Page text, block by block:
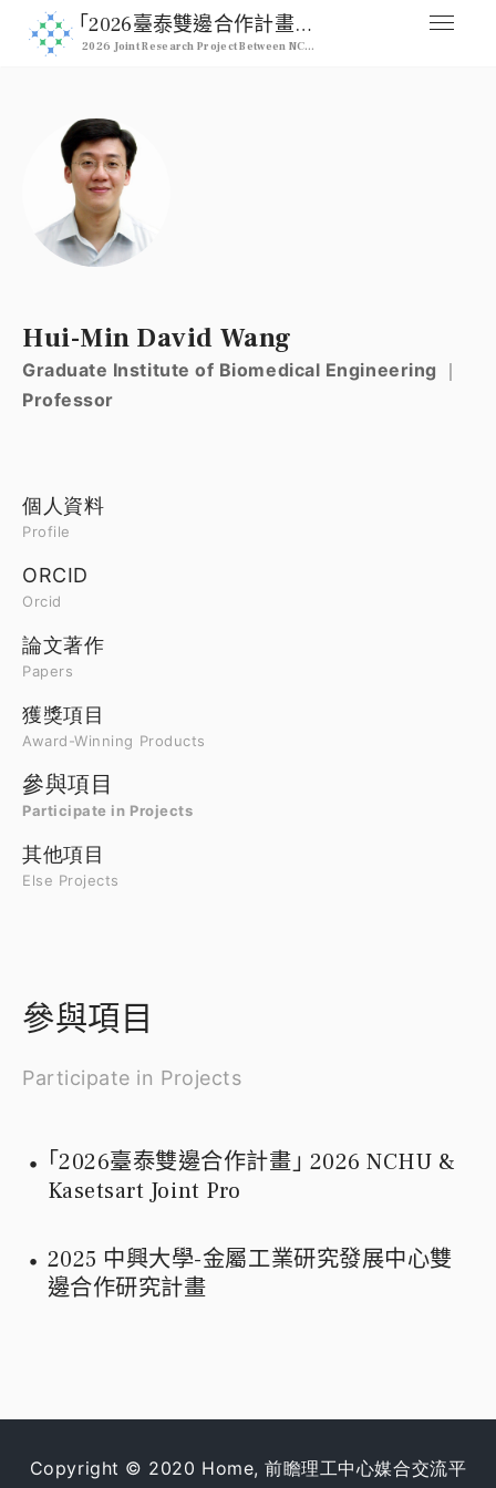
｢2026臺泰雙邊合作計畫｣ 2026 NCHU & Kasetsart Joint Pro
2026 Joint Research Project Between NCHU & Kasetsart University
人才列表
Professional
註冊
Signup
Login
Hui-Min David Wang
Graduate Institute of Biomedical Engineering ｜
Professor
個人資料
Profile
ORCID
Orcid
論文著作
Papers
獲獎項目
Award-Winning Products
參與項目
Participate in Projects
其他項目
Else Projects
參與項目
Participate in Projects
｢2026臺泰雙邊合作計畫｣ 2026 NCHU &
Kasetsart Joint Pro
2025 中興大學-金屬工業研究發展中心雙
邊合作研究計畫
Copyright © 2020 Home, 前瞻理工中心媒合交流平